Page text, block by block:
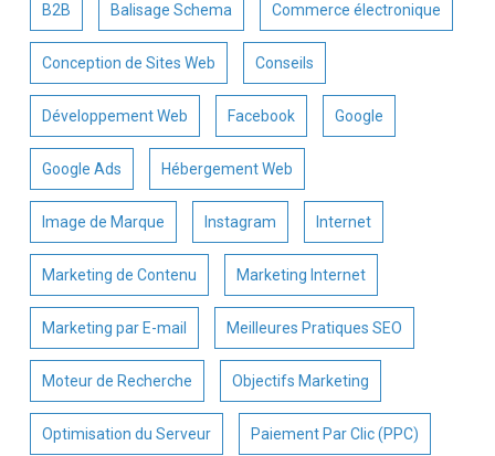
B2B Balisage Schema Commerce électronique
Conception de Sites Web Conseils
Développement Web Facebook Google
Google Ads Hébergement Web
Image de Marque Instagram Internet
Marketing de Contenu Marketing Internet
Marketing par E-mail Meilleures Pratiques SEO
Moteur de Recherche Objectifs Marketing
Optimisation du Serveur Paiement Par Clic (PPC)